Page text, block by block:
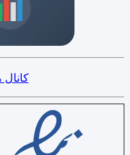
کانال